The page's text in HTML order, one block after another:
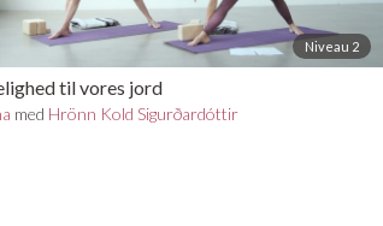
Niveau 2
til vores jord
med Hrönn Kold Sigurðardóttir